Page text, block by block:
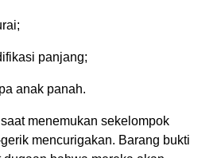
panjang;
anak panah.
menemukan sekelompok
mencurigakan. Barang bukti